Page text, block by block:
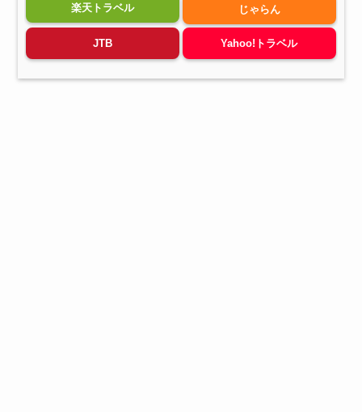
楽天トラベル じゃらん
JTB Yahoo!トラベル